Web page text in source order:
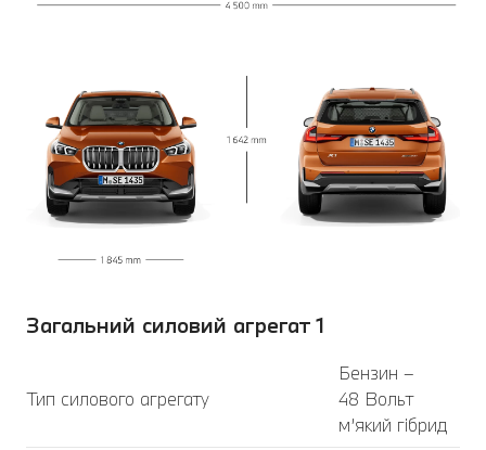
Загальний силовий агрегат 1
Тип силового агрегату
Бензин –
48 Вольт
м’який гібрид